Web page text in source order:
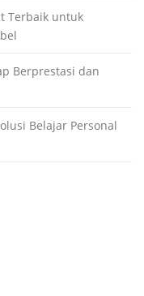
Terbaik untuk
Berprestasi dan
Belajar Personal